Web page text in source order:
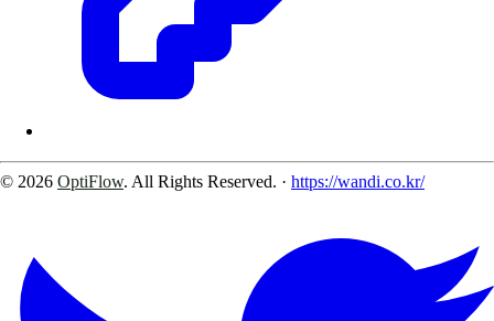
© 2026 OptiFlow. All Rights Reserved. · https://wandi.co.kr/